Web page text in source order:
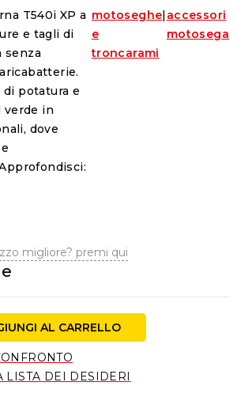
T540i XP a
e tagli di
senza
potatura e
verde in
dove
motoseghe
e
troncarami
|accessori
motosega
migliore? premi qui
AL CARRELLO
LISTA DEI DESIDERI